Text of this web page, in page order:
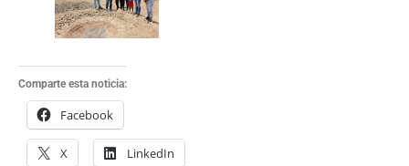
Comparte esta noticia:
Facebook
X LinkedIn